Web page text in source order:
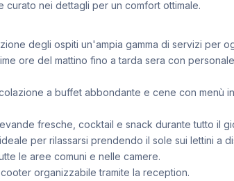
curato nei dettagli per un comfort ottimale.
degli ospiti un'ampia gamma di servizi per
ore del mattino fino a tarda sera con
a buffet abbondante e cene con menù
fresche, cocktail e snack durante tutto il
per rilassarsi prendendo il sole sui lettini a
le aree comuni e nelle camere.
organizzabile tramite la reception.